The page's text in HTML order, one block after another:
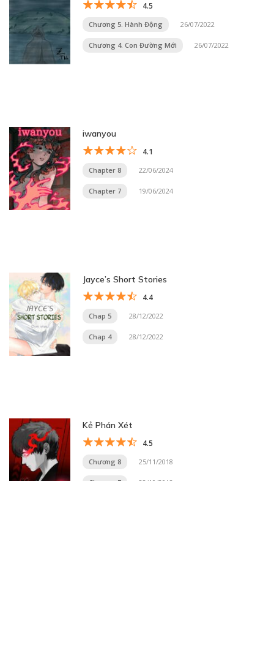
4.5
Chương 5. Hành Động 26/07/2022
Chương 4. Con Đường Mới 26/07/2022
iwanyou
4.1
Chapter 8 22/06/2024
Chapter 7 19/06/2024
Jayce’s Short Stories
4.4
Chap 5 28/12/2022
Chap 4 28/12/2022
Kẻ Phán Xét
4.5
Chương 8 25/11/2018
Chương 7 28/10/2018